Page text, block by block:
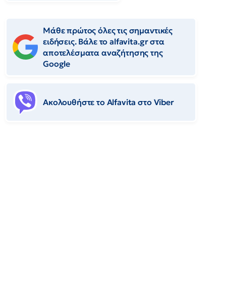
Μάθε πρώτος όλες τις σημαντικές
ειδήσεις. Βάλε το alfavita.gr στα
αποτελέσματα αναζήτησης της
Google
Ακολουθήστε το Αlfavita στο Viber